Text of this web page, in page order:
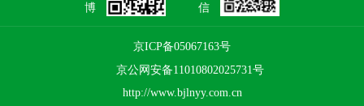
博
信
京ICP备05067163号
京公网安备11010802025731号
http://www.bjlnyy.com.cn